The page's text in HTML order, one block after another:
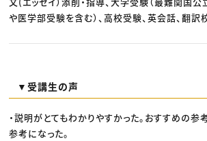
や医学部受験を含む）、高校受験、英会話、翻訳
▼受講生の声
・説明がとてもわかりやすかった。おすすめの参
参考になった。